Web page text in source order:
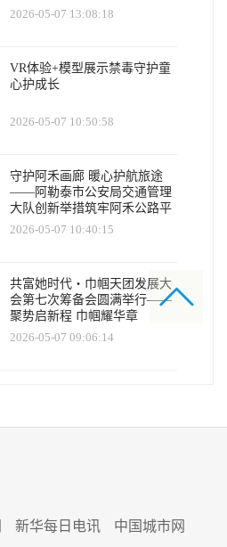
2026-05-07 13:08:18
VR体验+模型展示禁毒守护童
心护成长
2026-05-07 10:50:58
守护阿禾画廊 暖心护航旅途
——阿勒泰市公安局交通管理
大队创新举措筑牢阿禾公路平
安防线
2026-05-07 10:40:15
共富她时代・巾帼天团发展大
会第七次筹备会圆满举行——
聚势启新程 巾帼耀华章
2026-05-07 09:06:14
新华每日电讯
中国城市网